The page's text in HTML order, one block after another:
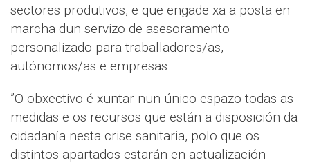
sectores produtivos, e que engade xa a posta en
marcha dun servizo de asesoramento
personalizado para traballadores/as,
autónomos/as e empresas.
”O obxectivo é xuntar nun único espazo todas as
medidas e os recursos que están a disposición da
cidadanía nesta crise sanitaria, polo que os
distintos apartados estarán en actualización